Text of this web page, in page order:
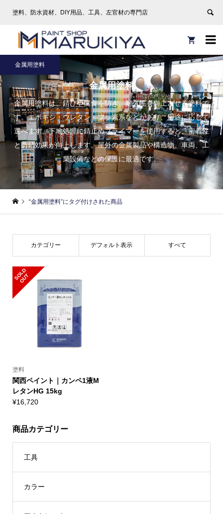
塗料、防水資材、DIY用品、工具、左官材の専門店


金属用塗料
金属用塗料は、錆びや腐食を防ぎ、耐久性を向上させる塗料で
す。エポキシ・ウレタン・フッ素系などがあり、用途に応じて
選べます。下地処理に錆止めプライマーを使用すると、密着性
と防錆効果が向上します。屋外の金属製品や構造物、車両、工
業設備などの保護に最適です。
金属用塗料
“金属用塗料”にタグ付けされた商品
カテゴリー デフォルト表示 すべて
S
O
L
D
O
U
T
塗料
関西ペイント｜カンペ1液M
レタンHG 15kg
¥16,720
商品カテゴリー
工具
カラー